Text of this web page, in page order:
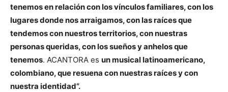
tenemos en relación con los vínculos familiares, con los
lugares donde nos arraigamos, con las raíces que
tendemos con nuestros territorios, con nuestras
personas queridas, con los sueños y anhelos que
tenemos. ACANTORA es un musical latinoamericano,
colombiano, que resuena con nuestras raíces y con
nuestra identidad”.